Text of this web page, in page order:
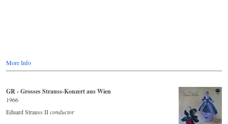
More Info
GR - Grosses Strauss-Konzert aus Wien
1966
Eduard Strauss IIconductor